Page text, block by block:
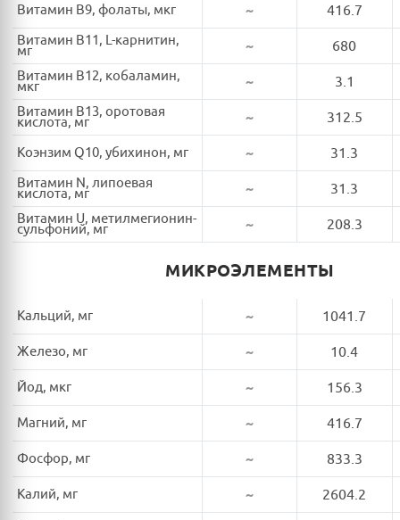
Витамин B9, фолаты, мкг ~ 416.7
Витамин B11, L-карнитин,
мг ~ 680
Витамин B12, кобаламин,
мкг ~ 3.1
Витамин B13, оротовая
кислота, мг ~ 312.5
Коэнзим Q10, убихинон, мг ~ 31.3
Витамин N, липоевая
кислота, мг ~ 31.3
Витамин U, метилмегионин-
сульфоний, мг ~ 208.3
МИКРОЭЛЕМЕНТЫ
Кальций, мг ~ 1041.7
Железо, мг ~ 10.4
Йод, мкг ~ 156.3
Магний, мг ~ 416.7
Фосфор, мг ~ 833.3
Калий, мг ~ 2604.2